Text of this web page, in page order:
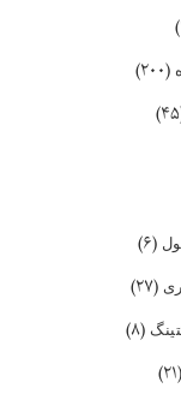
(۲۰۰)
(۶)
(۲۷)
(۸)
(۲۱)